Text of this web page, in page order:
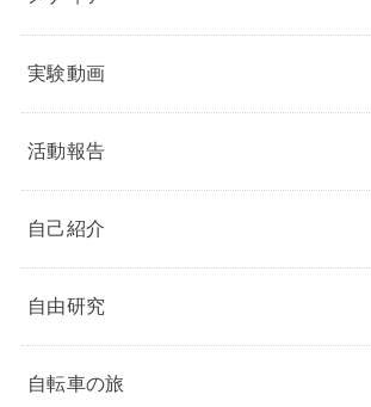
実験動画
活動報告
自己紹介
自由研究
自転車の旅